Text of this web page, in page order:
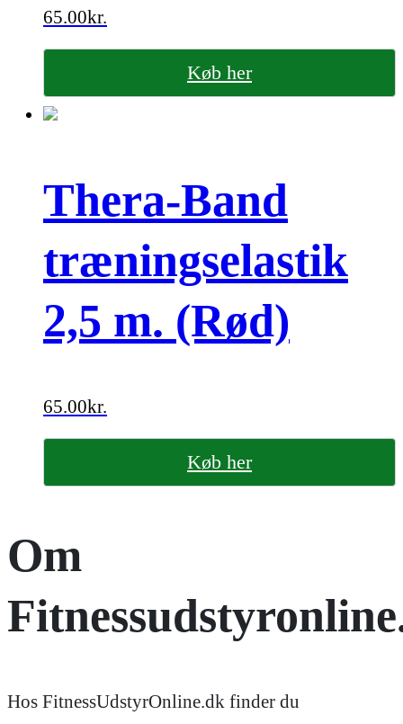
65.00kr.
Køb her
Thera-Band
træningselastik
2,5 m. (Rød)
65.00kr.
Køb her
Om
Hos FitnessUdstyrOnline.dk finder du